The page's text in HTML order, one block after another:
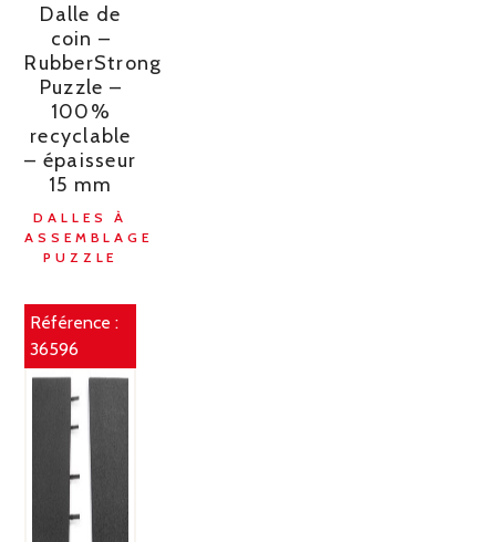
Dalle de
coin –
RubberStrong
Puzzle –
100%
recyclable
– épaisseur
15 mm
DALLES À
ASSEMBLAGE
PUZZLE
Référence :
36596